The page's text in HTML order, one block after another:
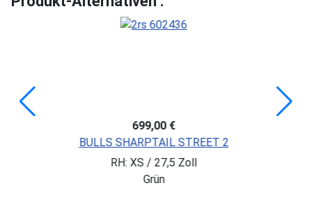
BULLS SHARPTAIL STREET 2
RH: XS / 27,5 Zoll